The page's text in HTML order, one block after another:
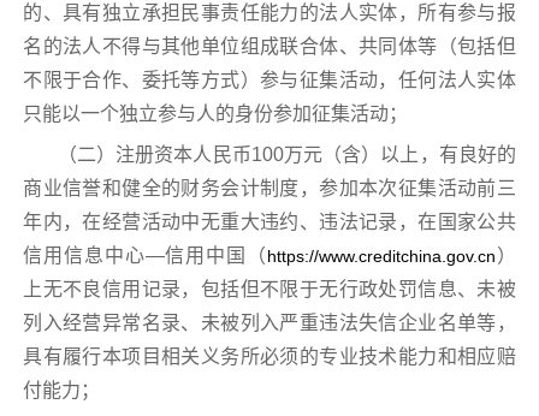
的、具有独立承担民事责任能力的法人实体，所有参与报
名的法人不得与其他单位组成联合体、共同体等（包括但
不限于合作、委托等方式）参与征集活动，任何法人实体
只能以一个独立参与人的身份参加征集活动；
（二）注册资本人民币100万元（含）以上，有良好的
商业信誉和健全的财务会计制度，参加本次征集活动前三
年内，在经营活动中无重大违约、违法记录，在国家公共
信用信息中心—信用中国（https://www.creditchina.gov.cn）
上无不良信用记录，包括但不限于无行政处罚信息、未被
列入经营异常名录、未被列入严重违法失信企业名单等，
具有履行本项目相关义务所必须的专业技术能力和相应赔
付能力；